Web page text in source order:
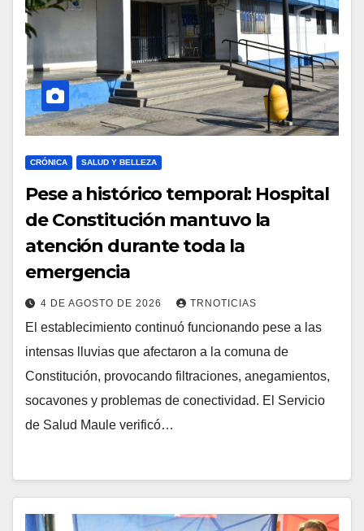
CRÓNICA SALUD Y BELLEZA
Pese a histórico temporal: Hospital
de Constitución mantuvo la
atención durante toda la
emergencia
4 DE AGOSTO DE 2026 TRNOTICIAS
El establecimiento continuó funcionando pese a las
intensas lluvias que afectaron a la comuna de
Constitución, provocando filtraciones, anegamientos,
socavones y problemas de conectividad. El Servicio
de Salud Maule verificó…